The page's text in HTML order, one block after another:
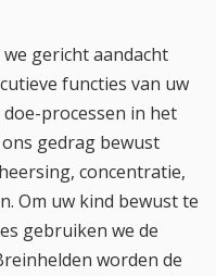
gericht aandacht
functies van uw
doe-processen in het
gedrag bewust
concentratie,
Om uw kind bewust te
gebruiken we de
worden de